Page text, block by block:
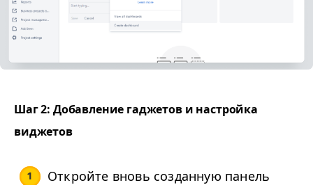
Шаг 2: Добавление гаджетов и настройка
виджетов
Откройте вновь созданную панель